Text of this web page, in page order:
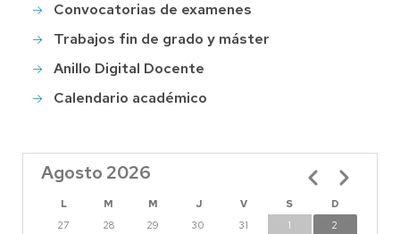
Convocatorias de examenes
Trabajos fin de grado y máster
Anillo Digital Docente
Calendario académico
Agosto 2026
L M M J V S
D
27
28 29 30 31 1
2
Paginación